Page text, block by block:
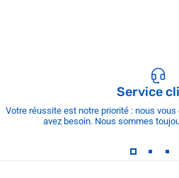
Service
Votre réussite est notre priorité : nous
avez besoin. Nous sommes